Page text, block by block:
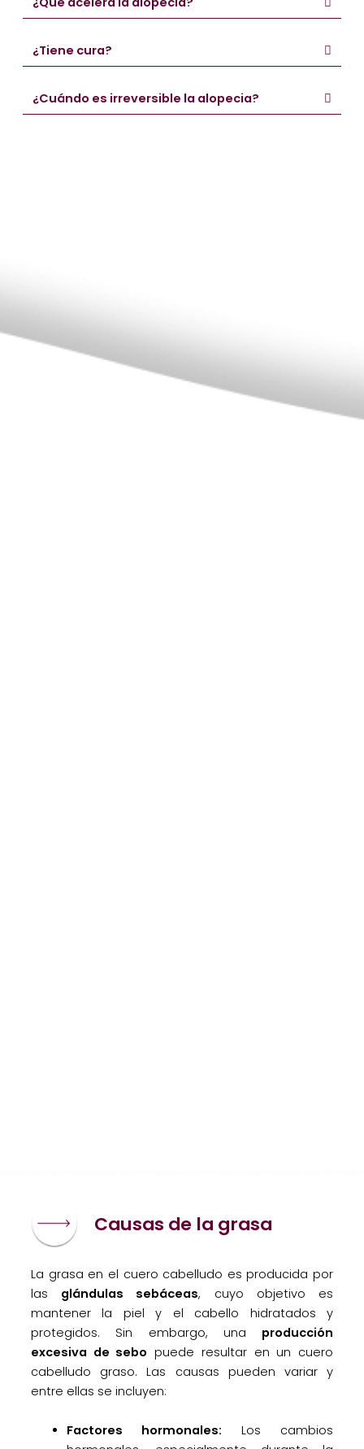
¿Tiene cura?
¿Cuándo es irreversible la alopecia?
Causas de la grasa
La grasa en el cuero cabelludo es producida por
las glándulas sebáceas, cuyo objetivo es
mantener la piel y el cabello hidratados y
protegidos. Sin embargo, una producción
excesiva de sebo puede resultar en un cuero
cabelludo graso. Las causas pueden variar y
entre ellas se incluyen:
Factores hormonales: Los cambios